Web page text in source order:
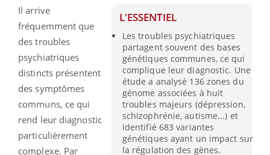
L'ESSENTIEL
Les troubles psychiatriques
partagent souvent des bases
génétiques communes, ce qui
complique leur diagnostic. Une
étude a analysé 136 zones du
génome associées à huit
troubles majeurs (dépression,
schizophrénie, autisme...) et
identifié 683 variantes
génétiques ayant un impact sur
la régulation des gènes.
Il arrive
fréquemment que
des troubles
psychiatriques
distincts présentent
des symptômes
communs, ce qui
rend leur diagnostic
particulièrement
complexe. Par